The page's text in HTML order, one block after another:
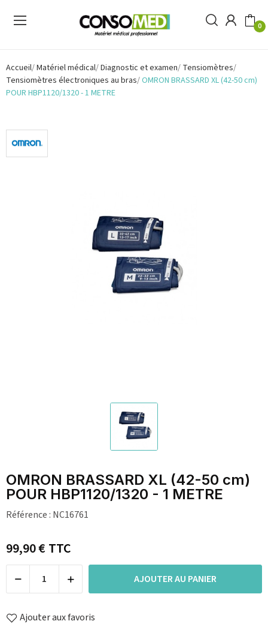
0
Accueil Matériel médical Diagnostic et examen Tensiomètres
Tensiomètres électroniques au bras OMRON BRASSARD XL (42-50 cm)
POUR HBP1120/1320 - 1 METRE
OMRON BRASSARD XL (42-50 cm)
POUR HBP1120/1320 - 1 METRE
Référence : NC16761
99,90 €TTC
AJOUTER AU PANIER
Ajouter aux favoris